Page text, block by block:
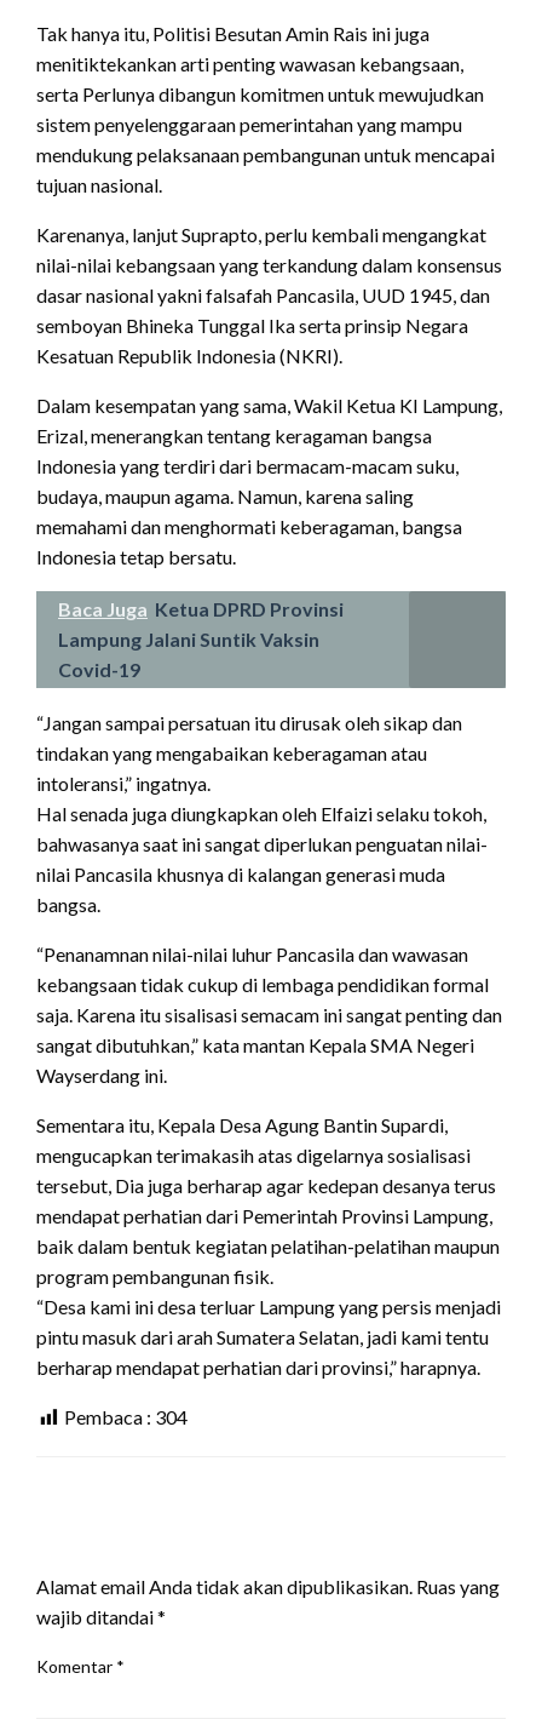
Tak hanya itu, Politisi Besutan Amin Rais ini juga
menitiktekankan arti penting wawasan kebangsaan,
serta Perlunya dibangun komitmen untuk mewujudkan
sistem penyelenggaraan pemerintahan yang mampu
mendukung pelaksanaan pembangunan untuk mencapai
tujuan nasional.
Karenanya, lanjut Suprapto, perlu kembali mengangkat
nilai-nilai kebangsaan yang terkandung dalam konsensus
dasar nasional yakni falsafah Pancasila, UUD 1945, dan
semboyan Bhineka Tunggal Ika serta prinsip Negara
Kesatuan Republik Indonesia (NKRI).
Dalam kesempatan yang sama, Wakil Ketua KI Lampung,
Erizal, menerangkan tentang keragaman bangsa
Indonesia yang terdiri dari bermacam-macam suku,
budaya, maupun agama. Namun, karena saling
memahami dan menghormati keberagaman, bangsa
Indonesia tetap bersatu.
Baca Juga Ketua DPRD Provinsi
Lampung Jalani Suntik Vaksin
Covid-19
“Jangan sampai persatuan itu dirusak oleh sikap dan
tindakan yang mengabaikan keberagaman atau
intoleransi,” ingatnya.
Hal senada juga diungkapkan oleh Elfaizi selaku tokoh,
bahwasanya saat ini sangat diperlukan penguatan nilai-
nilai Pancasila khusnya di kalangan generasi muda
bangsa.
“Penanamnan nilai-nilai luhur Pancasila dan wawasan
kebangsaan tidak cukup di lembaga pendidikan formal
saja. Karena itu sisalisasi semacam ini sangat penting dan
sangat dibutuhkan,” kata mantan Kepala SMA Negeri
Wayserdang ini.
Sementara itu, Kepala Desa Agung Bantin Supardi,
mengucapkan terimakasih atas digelarnya sosialisasi
tersebut, Dia juga berharap agar kedepan desanya terus
mendapat perhatian dari Pemerintah Provinsi Lampung,
baik dalam bentuk kegiatan pelatihan-pelatihan maupun
program pembangunan fisik.
“Desa kami ini desa terluar Lampung yang persis menjadi
pintu masuk dari arah Sumatera Selatan, jadi kami tentu
berharap mendapat perhatian dari provinsi,” harapnya.
Pembaca : 304
Alamat email Anda tidak akan dipublikasikan. Ruas yang
wajib ditandai*
Komentar *